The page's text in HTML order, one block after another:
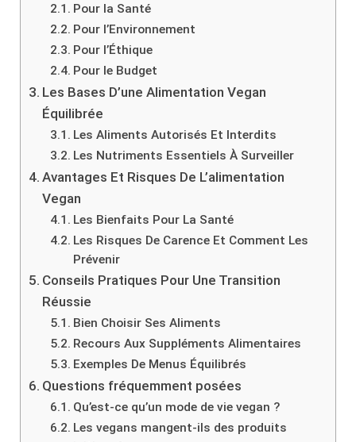
Pour la Santé
Pour l’Environnement
Pour l’Éthique
Pour le Budget
Les Bases D’une Alimentation Vegan
Équilibrée
Les Aliments Autorisés Et Interdits
Les Nutriments Essentiels À Surveiller
Avantages Et Risques De L’alimentation
Vegan
Les Bienfaits Pour La Santé
Les Risques De Carence Et Comment Les
Prévenir
Conseils Pratiques Pour Une Transition
Réussie
Bien Choisir Ses Aliments
Recours Aux Suppléments Alimentaires
Exemples De Menus Équilibrés
Questions fréquemment posées
Qu’est-ce qu’un mode de vie vegan ?
Les vegans mangent-ils des produits